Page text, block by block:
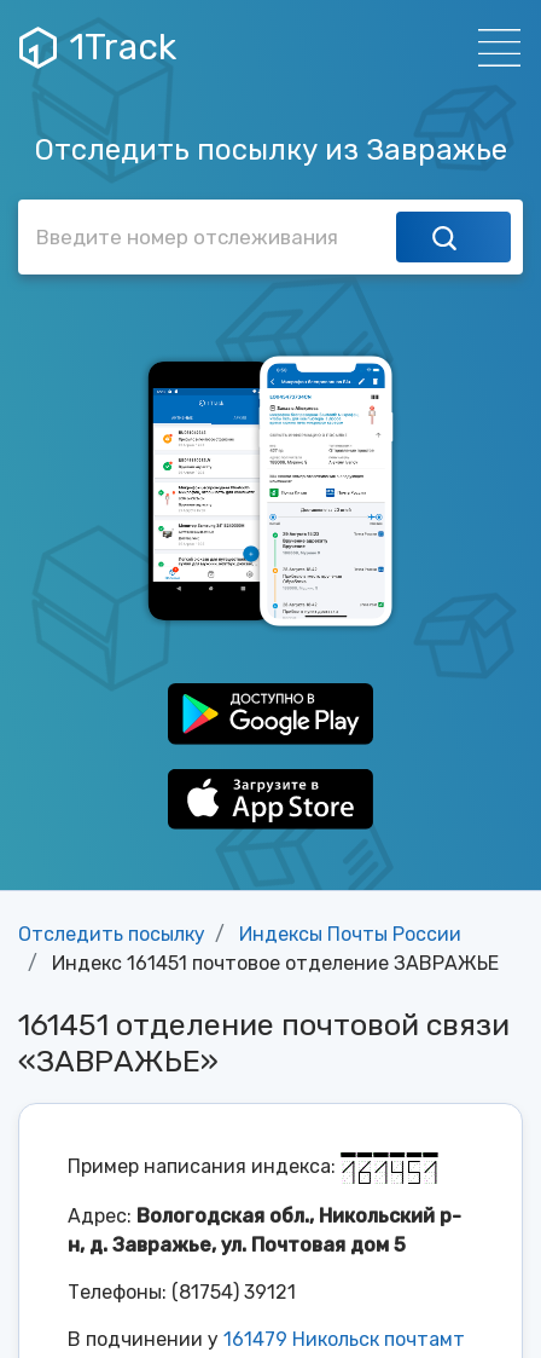
1Track
Отследить посылку из Завражье
Отследить посылку
Индексы Почты России
Индекс 161451 почтовое отделение ЗАВРАЖЬЕ
161451 отделение почтовой связи
«ЗАВРАЖЬЕ»
Пример написания индекса:
Адрес: Вологодская обл., Никольский р-
н, д. Завражье, ул. Почтовая дом 5
Телефоны: (81754) 39121
В подчинении у 161479 Никольск почтамт